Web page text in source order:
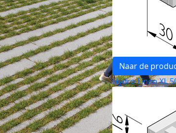
Naar de
Hydro Lineo XL